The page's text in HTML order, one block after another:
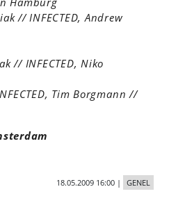
// INFECTED, Andrew
// INFECTED, Niko
Tim Borgmann //
18.05.2009 16:00| GENEL